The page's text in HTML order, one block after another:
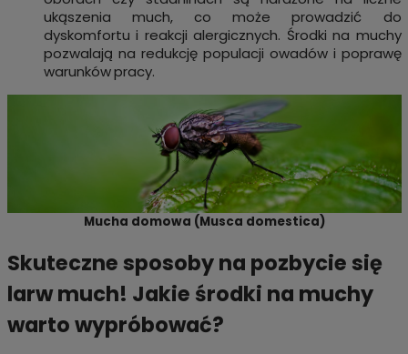
ukąszenia much, co może prowadzić do
dyskomfortu i reakcji alergicznych. Środki na muchy
pozwalają na redukcję populacji owadów i poprawę
warunkówpracy.
Mucha domowa (Musca domestica)
Skuteczne sposoby na pozbycie się
larw much! Jakie środki na muchy
warto wypróbować?